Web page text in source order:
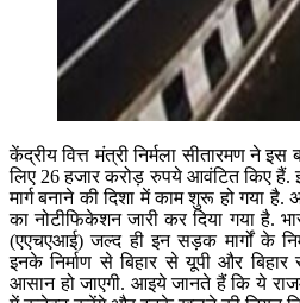
केंद्रीय वित्त मंत्री निर्मला सीतारमण ने
लिए 26 हजार करोड़ रुपये आवंटित किए
मार्ग बनाने की दिशा में काम शुरू हो गया है.
का नोटीफिकेशन जारी कर दिया गया है.
(एएचएआई) जल्द ही इन सड़क मार्गों के
इनके निर्माण से बिहार से यूपी और
आसान हो जाएगी. आइये जानते हैं कि ये